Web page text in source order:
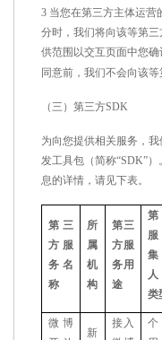
3 当您在第三方主体运营
分时，我们将向该等第
供范围以交互页面中您
同意前，我们不会向该等
（三） 第三方SDK
为向您提供相关服务，
发工具包（简称“SDK”
息的详情，请见下表。
第三
方服
务名
称
所
属
机
构
第三
方服
务用
途
类
微博
新
接入